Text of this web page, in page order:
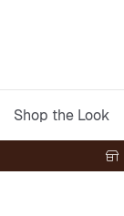
Shop the Look